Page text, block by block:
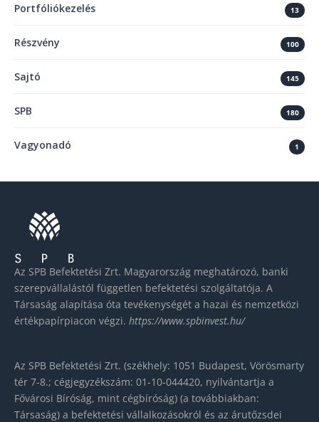
Portfóliókezelés 13
Részvény 100
Sajtó 145
SPB 180
Vagyonadó 1
Az SPB Befektetési Zrt. Magyarország meghatározó, banki
szerepvállalástól független befektetési szolgáltatója. A
Társaság alapítása óta tevékenységét a hazai és nemzetközi
értékpapírpiacon végzi. https://www.spbinvest.hu/
Az SPB Befektetési Zrt. (székhely: 1051 Budapest, Vörösmarty
tér 7-8.; cégjegyzékszám: 01-10-044420, nyilvántartja a
Fővárosi Bíróság, mint cégbíróság) (a továbbiakban:
Társaság) a befektetési vállalkozásokról és az árutőzsdei